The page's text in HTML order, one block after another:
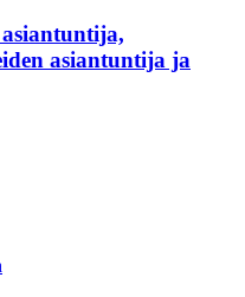
asiantuntija ja